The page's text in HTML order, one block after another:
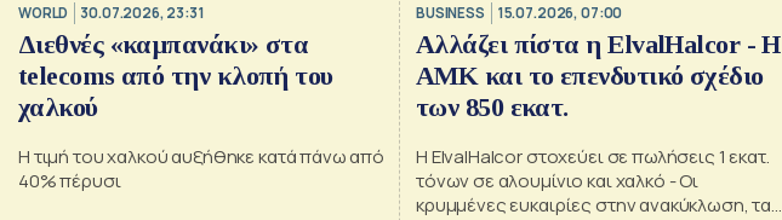
WORLD 30.07.2026, 23:31
Διεθνές «καμπανάκι» στα
telecoms από την κλοπή του
χαλκού
Η τιμή του χαλκού αυξήθηκε κατά πάνω από
40% πέρυσι
BUSINESS 15.07.2026, 07:00
Αλλάζει πίστα η ElvalHalcor - Η
ΑΜΚ και το επενδυτικό σχέδιο
των 850 εκατ.
Η ElvalHalcor στοχεύει σε πωλήσεις 1 εκατ.
τόνων σε αλουμίνιο και χαλκό - Οι
κρυμμένες ευκαιρίες στην ανακύκλωση, τα